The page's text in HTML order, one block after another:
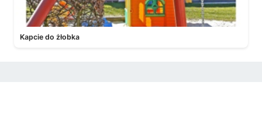
Kapcie do żłobka